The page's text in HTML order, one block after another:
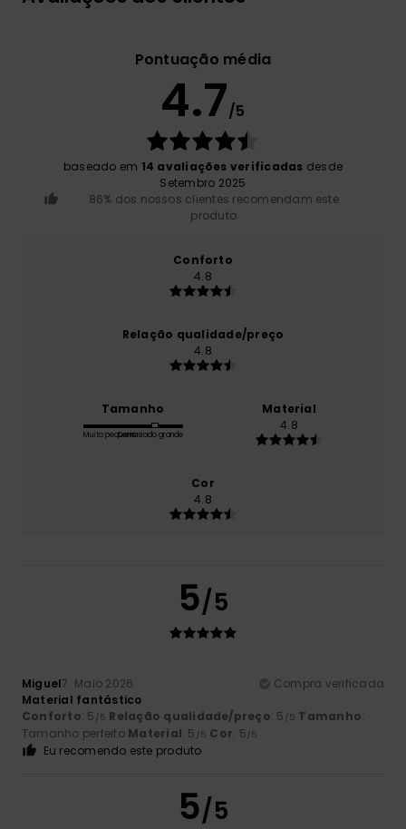
Pontuação média
4.7/5
baseado em 14 avaliações verificadas desde
Setembro 2025
86% dos nossos clientes recomendam este
produto
Conforto
4.8
Relação qualidade/preço
4.8
Tamanho
Muito pequenoDemasiado grande
Material
4.8
Cor
4.8
5/5
Miguel7. Maio 2026
Compra verificada
Material fantástico
Conforto: 5 /5 Relação qualidade/preço: 5 /5 Tamanho:
Tamanho perfeito Material: 5 /5 Cor: 5/5
Eu recomendo este produto
5/5